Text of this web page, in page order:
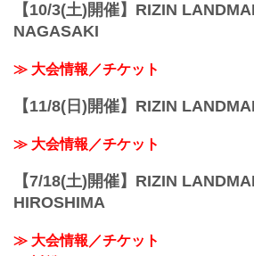
【10/3(土)開催】RIZIN
NAGASAKI
≫ 大会情報／チケット
【11/8(日)開催】RIZIN
≫ 大会情報／チケット
【7/18(土)開催】RIZIN
HIROSHIMA
≫ 大会情報／チケット